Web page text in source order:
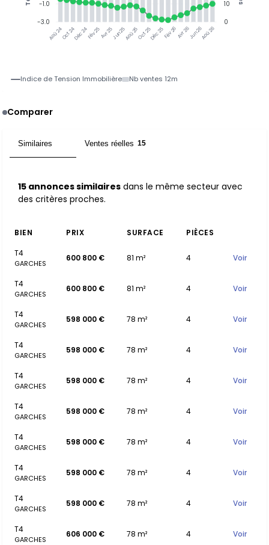
Aoû 24Oct 24Déc 24Fév 25Avr 25Jun 25Aoû 25Oct 25Déc 25Fév 26Avr 26Jun 26Aoû 26
10
0
-1.0
-3.0
Indice de Tension Immobilière Nb ventes 12m
Comparer
Similaires Ventes réelles 15
15 annonces similaires dans le même secteur avec
des critères proches.
BIEN PRIX SURFACE
PIÈCES
T4
GARCHES
600 800 € 81 m² 4 Voir
T4
GARCHES
600 800 € 81 m² 4 Voir
T4
GARCHES
598 000 € 78 m² 4 Voir
T4
GARCHES
598 000 € 78 m² 4 Voir
T4
GARCHES
598 000 € 78 m² 4 Voir
T4
GARCHES
598 000 € 78 m² 4 Voir
T4
GARCHES
598 000 € 78 m² 4 Voir
T4
GARCHES
598 000 € 78 m² 4 Voir
T4
GARCHES
598 000 € 78 m² 4 Voir
T4
GARCHES
606 000 € 78 m² 4 Voir